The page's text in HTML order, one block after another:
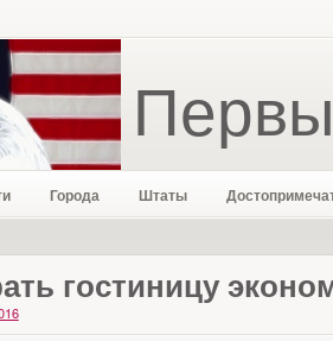
Города Штаты
гостиницу